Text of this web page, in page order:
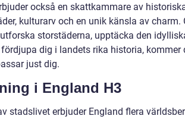
också en skattkammare av
kulturarv och en unik känsla av charm.
storstäderna, upptäcka den
dig i landets rika historia, kommer
just dig.
i England H3
stadslivet erbjuder England flera